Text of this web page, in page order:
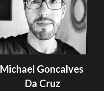
Michael Goncalves
Da Cruz